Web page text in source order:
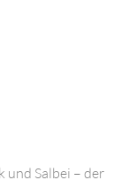
und Salbei – der